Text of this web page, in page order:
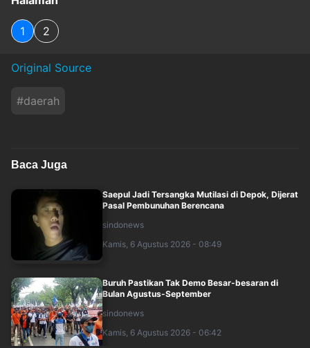
1 2
Original Source
#daerah
Baca Juga
Saepul Jadi Tersangka Mutilasi di Depok, Dijerat
Pasal Pembunuhan Berencana
sindonews
Kamis, 6 Agustus 2026 - 08:49
Buruh Pastikan Tak Demo Besar-besaran di
Bulan Agustus-September
sindonews
Kamis, 6 Agustus 2026 - 06:42